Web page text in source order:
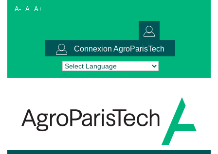
A- A A+
Connexion AgroParisTech
Powered by Translate